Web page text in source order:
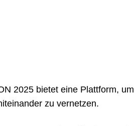
2025 bietet eine Plattform, um
zu vernetzen.